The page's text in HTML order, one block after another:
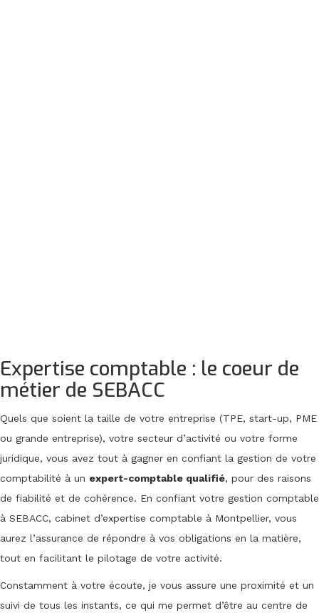
Expertise comptable : le coeur de
métier de SEBACC
Quels que soient la taille de votre entreprise (TPE, start-up, PME
ou grande entreprise), votre secteur d’activité ou votre forme
juridique, vous avez tout à gagner en confiant la gestion de votre
comptabilité à un expert-comptable qualifié, pour des raisons
de fiabilité et de cohérence. En confiant votre gestion comptable
à SEBACC, cabinet d’expertise comptable à Montpellier, vous
aurez l’assurance de répondre à vos obligations en la matière,
tout en facilitant le pilotage de votre activité.
Constamment à votre écoute, je vous assure une proximité et un
suivi de tous les instants, ce qui me permet d’être au centre de